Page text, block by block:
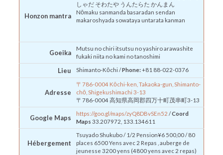
Honzon mantra
しゃだ そわたや うんたらた かんまん
Nōmaku sanmanda basaradan sendan
makaroshyada sowataya untarata kanman
Goeika
Mutsu no chiri itsutsu no yashiro arawashite
fukaki niita no kami no tanoshimi
Lieu Shimanto-Kōchi /Phone:+81 88-022-0376
Adresse
〒786-0004 Kōchi-ken, Takaoka-gun, Shimanto-
chō, Shigekushimachi 3-13
〒786-0004 高知県高岡郡四万十町茂串町3-13
Google Maps
https://goo.gl/maps/zyQ8DBvSEn52 /Coord
Maps 33.207972, 133.134611
Hébergement
Tsuyado Shukubo / 1/2 Pension¥6 500,00 / 80
places 6500 Yens avec 2 Repas , auberge de
jeunesse 3200 yens (4800 yens avec 2 repas)